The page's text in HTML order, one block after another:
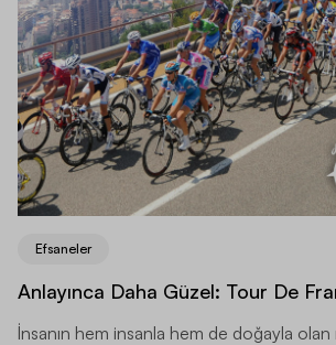
Efsaneler
Anlayınca Daha Güzel: Tour De
İnsanın hem insanla hem de doğayla